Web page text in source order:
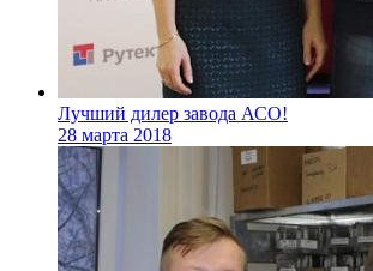
Лучший дилер завода АСО!
28 марта 2018